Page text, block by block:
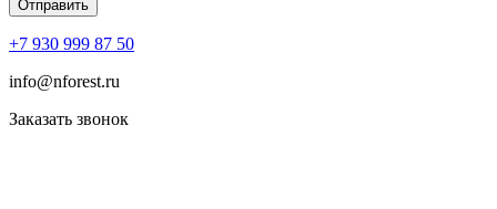
+7 930 999 87 50
info@nforest.ru
Заказать звонок